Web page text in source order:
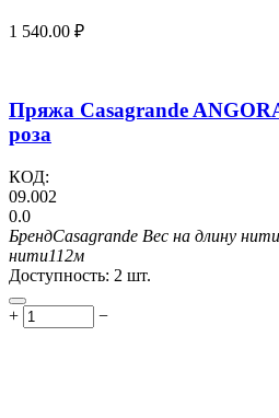
1 540.00 ₽
Пряжа Casagrande
роза
КОД:
09.002
0.0
БрендCasagrande Вес на длину нити
нити112м
Доступность: 2 шт.
+ −